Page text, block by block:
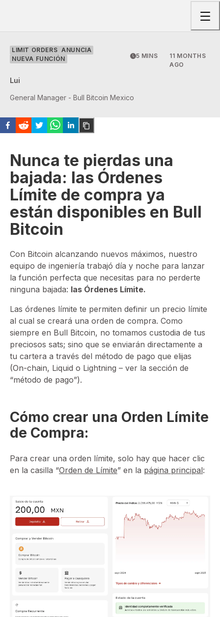
LIMIT ORDERS ANUNCIA
NUEVA FUNCIÓN
5 MINS
11 MONTHS
AGO
Lui
General Manager - Bull Bitcoin Mexico
Nunca te pierdas una
bajada: las Órdenes
Límite de compra ya
están disponibles en Bull
Bitcoin
Con Bitcoin alcanzando nuevos máximos, nuestro
equipo de ingeniería trabajó día y noche para lanzar
la función perfecta que necesitas para no perderte
ninguna bajada: las Órdenes Límite.
Las órdenes límite te permiten definir un precio límite
al cual se creará una orden de compra. Como
siempre en Bull Bitcoin, no tomamos custodia de tus
preciosos sats; sino que se enviarán directamente a
tu cartera a través del método de pago que elijas
(On-chain, Liquid o Lightning – ver la sección de
“método de pago”).
Cómo crear una Orden Límite
de Compra:
Para crear una orden límite, solo hay que hacer clic
en la casilla “Orden de Límite” en la página principal: